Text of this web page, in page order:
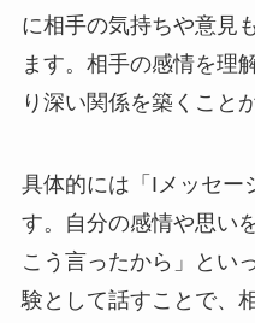
に相手の気持ちや意見
ます。相手の感情を理
り深い関係を築くこと
具体的には「Iメッセー
す。自分の感情や思い
こう言ったから」とい
験として話すことで、